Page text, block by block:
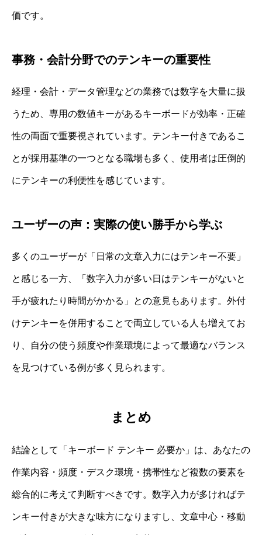
価です。
事務・会計分野でのテンキーの重要性
経理・会計・データ管理などの業務では数字を大量に扱
うため、専用の数値キーがあるキーボードが効率・正確
性の両面で重要視されています。テンキー付きであるこ
とが採用基準の一つとなる職場も多く、使用者は圧倒的
にテンキーの利便性を感じています。
ユーザーの声：実際の使い勝手から学ぶ
多くのユーザーが「日常の文章入力にはテンキー不要」
と感じる一方、「数字入力が多い日はテンキーがないと
手が疲れたり時間がかかる」との意見もあります。外付
けテンキーを併用することで両立している人も増えてお
り、自分の使う頻度や作業環境によって最適なバランス
を見つけている例が多く見られます。
まとめ
結論として「キーボード テンキー 必要か」は、あなたの
作業内容・頻度・デスク環境・携帯性など複数の要素を
総合的に考えて判断すべきです。数字入力が多ければテ
ンキー付きが大きな味方になりますし、文章中心・移動